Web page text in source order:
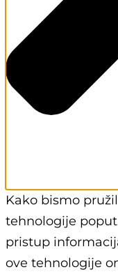
Kako bismo
tehnologije
pristup
ove tehnologije